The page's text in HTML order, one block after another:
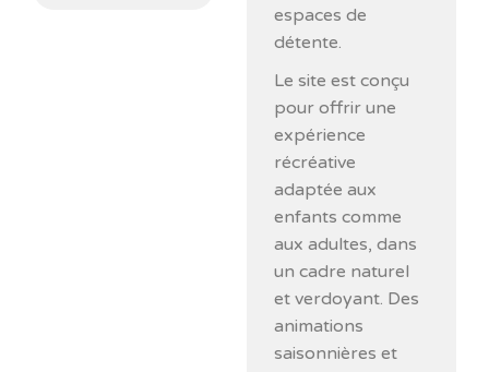
espaces de
détente.
Le site est conçu
pour offrir une
expérience
récréative
adaptée aux
enfants comme
aux adultes, dans
un cadre naturel
et verdoyant. Des
animations
saisonnières et